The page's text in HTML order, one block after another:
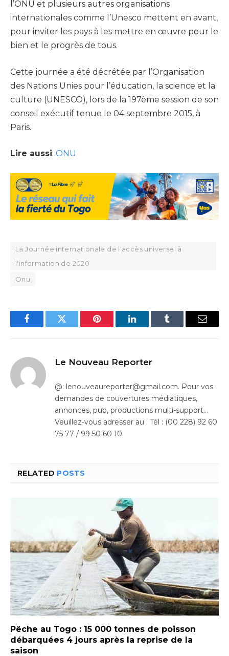
l’ONU et plusieurs autres organisations
internationales comme l’Unesco mettent en avant,
pour inviter les pays à les mettre en œuvre pour le
bien et le progrès de tous.
Cette journée a été décrétée par l’Organisation
des Nations Unies pour l’éducation, la science et la
culture (UNESCO), lors de la 197ème session de son
conseil exécutif tenue le 04 septembre 2015, à
Paris.
Lire aussi: ONU
La Journée internationale de l'accès universel à
l'information de 2020
Onu
FacebookTwitter Pinterest LinkedInTumblr Email
Le Nouveau Reporter
@: lenouveaureporter@gmail.com. Pour vos
demandes de couvertures médiatiques,
annonces, pub, productions multi-support…
Veuillez-vous adresser au : Tél : (00 228) 92 60
75 77 / 99 50 60 10
RELATED POSTS
Pêche au Togo : 15 000 tonnes de poisson
débarquées 4 jours après la reprise de la
saison